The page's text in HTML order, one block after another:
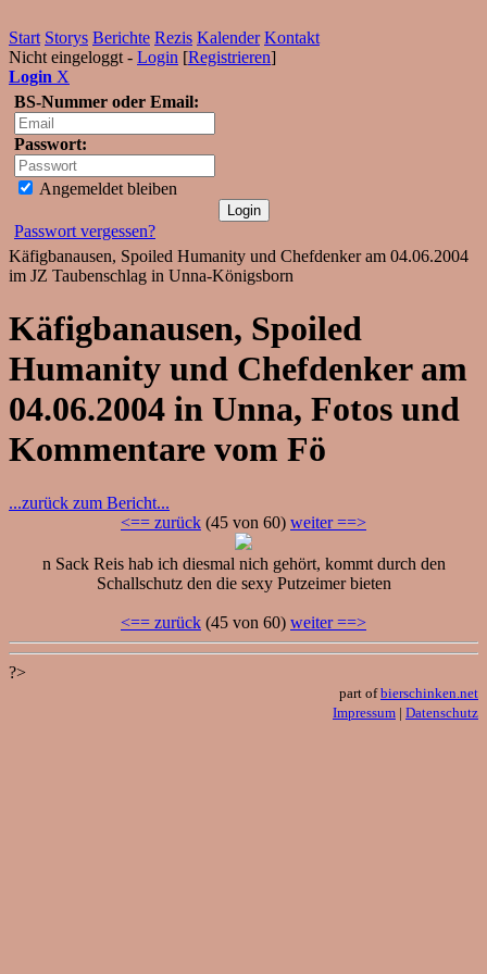
Start Storys Berichte Rezis Kalender Kontakt
Nicht eingeloggt - Login [Registrieren]
Login X
BS-Nummer oder Email:
Passwort:
Angemeldet bleiben
Passwort vergessen?
Käfigbanausen, Spoiled Humanity und Chefdenker am 04.06.2004
im JZ Taubenschlag in Unna-Königsborn
Käfigbanausen, Spoiled
Humanity und Chefdenker am
04.06.2004 in Unna, Fotos und
Kommentare vom Fö
...zurück zum Bericht...
<== zurück (45 von 60) weiter ==>
n Sack Reis hab ich diesmal nich gehört, kommt durch den
Schallschutz den die sexy Putzeimer bieten
<== zurück (45 von 60) weiter ==>
?>
part ofbierschinken.net
Impressum | Datenschutz